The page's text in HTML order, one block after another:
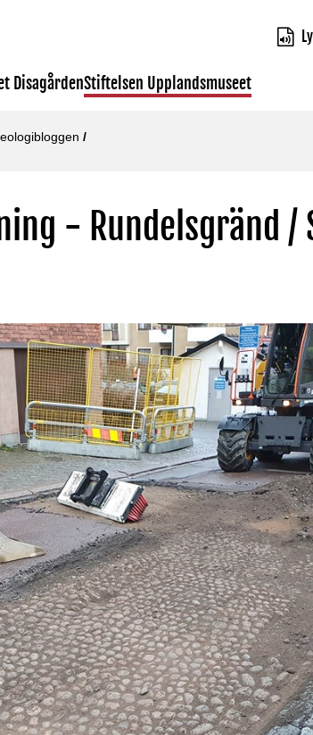
DisagårdenStiftelsen Upplandsmuseet
/
- Rundelsgränd /